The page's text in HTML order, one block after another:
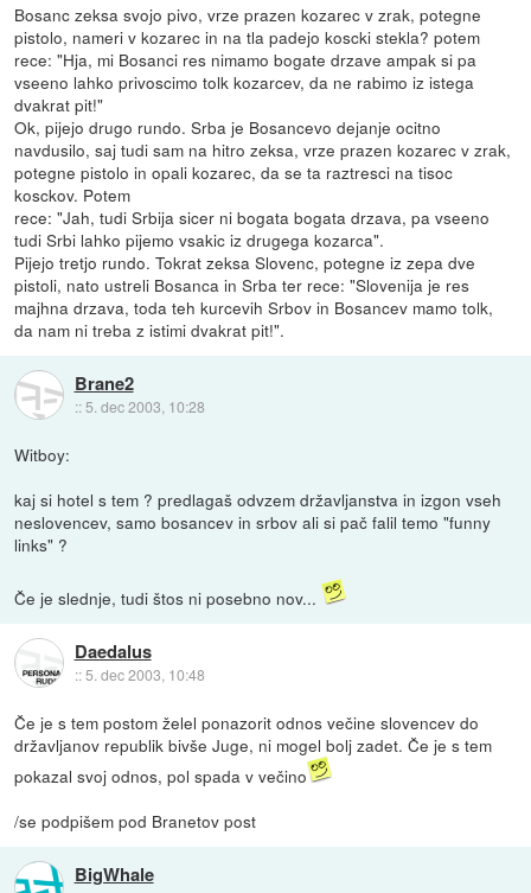
Bosanc zeksa svojo pivo, vrze prazen kozarec v zrak, potegne
pistolo, nameri v kozarec in na tla padejo koscki stekla? potem
rece: "Hja, mi Bosanci res nimamo bogate drzave ampak si pa
vseeno lahko privoscimo tolk kozarcev, da ne rabimo iz istega
dvakrat pit!"
Ok, pijejo drugo rundo. Srba je Bosancevo dejanje ocitno
navdusilo, saj tudi sam na hitro zeksa, vrze prazen kozarec v zrak,
potegne pistolo in opali kozarec, da se ta raztresci na tisoc
kosckov. Potem
rece: "Jah, tudi Srbija sicer ni bogata bogata drzava, pa vseeno
tudi Srbi lahko pijemo vsakic iz drugega kozarca".
Pijejo tretjo rundo. Tokrat zeksa Slovenc, potegne iz zepa dve
pistoli, nato ustreli Bosanca in Srba ter rece: "Slovenija je res
majhna drzava, toda teh kurcevih Srbov in Bosancev mamo tolk,
da nam ni treba z istimi dvakrat pit!".
Brane2
:: 5. dec 2003, 10:28
Witboy:
kaj si hotel s tem ? predlagaš odvzem državljanstva in izgon vseh
neslovencev, samo bosancev in srbov ali si pač falil temo "funny
links" ?
Če je slednje, tudi štos ni posebno nov...
Daedalus
::5. dec 2003, 10:48
Če je s tem postom želel ponazorit odnos večine slovencev do
državljanov republik bivše Juge, ni mogel bolj zadet. Če je s tem
pokazal svoj odnos, pol spada v večino
/se podpišem pod Branetov post
BigWhale